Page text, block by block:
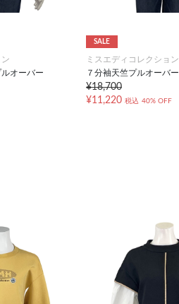
オーバー
SALE
ミスエディコレクション
７分袖天竺プルオーバー
¥18,700
¥11,220 税込 40% OFF